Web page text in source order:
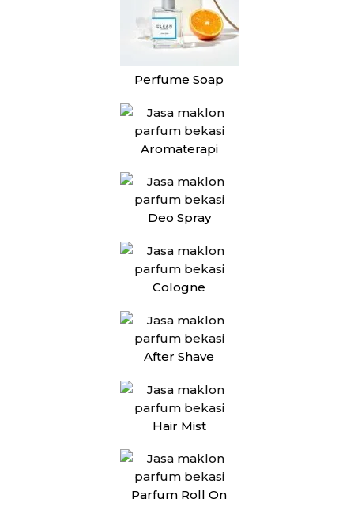
Perfume Soap
Aromaterapi
Deo Spray
Cologne
After Shave
Hair Mist
Parfum Roll On